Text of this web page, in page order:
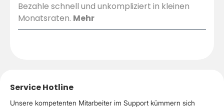
Bezahle schnell und unkompliziert in kleinen
Monatsraten. Mehr
Service Hotline
Unsere kompetenten Mitarbeiter im Support kümmern sich